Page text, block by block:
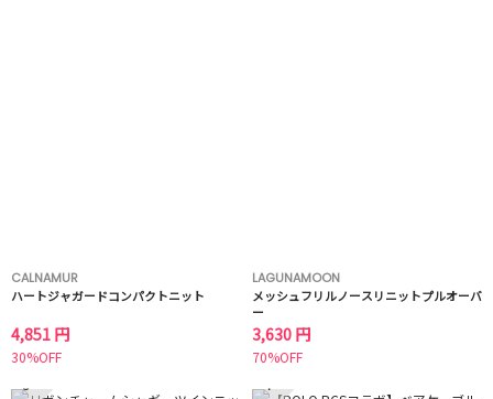
CALNAMUR
ハートジャガードコンパクトニット
4,851 円
30%OFF
LAGUNAMOON
メッシュフリルノースリニットプルオーバ
ー
3,630 円
70%OFF
3 4